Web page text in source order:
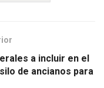
a incluir en el
de ancianos para